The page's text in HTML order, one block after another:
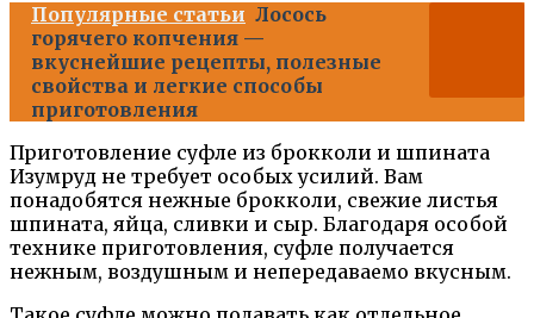
Популярные статьи Лосось
горячего копчения —
вкуснейшие рецепты, полезные
свойства и легкие способы
приготовления
Приготовление суфле из брокколи и шпината
Изумруд не требует особых усилий. Вам
понадобятся нежные брокколи, свежие листья
шпината, яйца, сливки и сыр. Благодаря особой
технике приготовления, суфле получается
нежным, воздушным и непередаваемо вкусным.